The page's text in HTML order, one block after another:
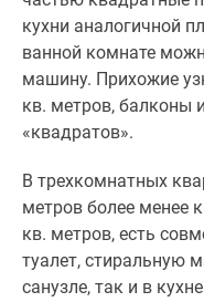
кухни аналогичной
ванной комнате
машину. Прихожие
кв. метров, балконы
«квадратов».
В трехкомнатных
метров более менее
кв. метров, есть
туалет, стиральную
санузле, так и в